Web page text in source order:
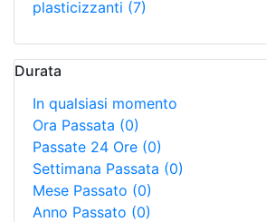
plasticizzanti (7)
Durata
In qualsiasi momento
Ora Passata (0)
Passate 24 Ore (0)
Settimana Passata (0)
Mese Passato (0)
Anno Passato (0)